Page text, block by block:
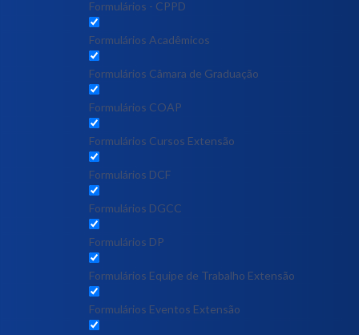
Formulários - CPPD
Formulários Acadêmicos
Formulários Câmara de Graduação
Formulários COAP
Formulários Cursos Extensão
Formulários DCF
Formulários DGCC
Formulários DP
Formulários Equipe de Trabalho Extensão
Formulários Eventos Extensão